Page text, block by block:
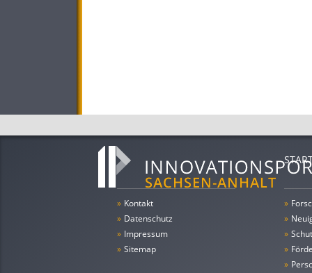
» Kontakt
» Datenschutz
» Impressum
» Sitemap
»
»
»
»
»